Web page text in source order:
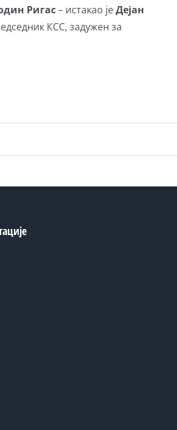
Ригас– истакао јеДејан
КСС, задужен за